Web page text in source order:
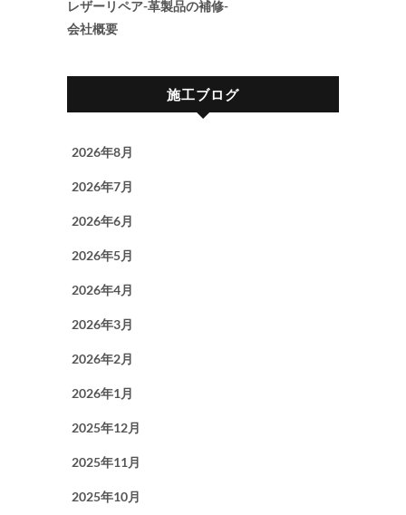
レザーリペア-革製品の補修-
会社概要
施工ブログ
2026年8月
2026年7月
2026年6月
2026年5月
2026年4月
2026年3月
2026年2月
2026年1月
2025年12月
2025年11月
2025年10月